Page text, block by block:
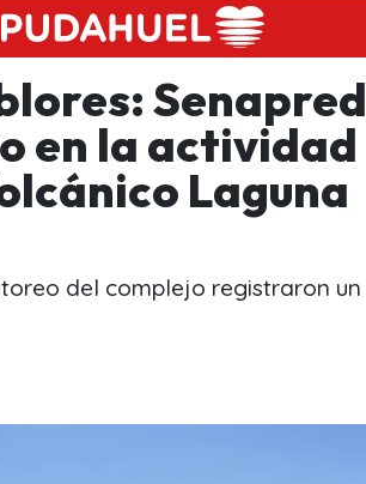
Senapred
en la actividad
Laguna
del complejo registraron un